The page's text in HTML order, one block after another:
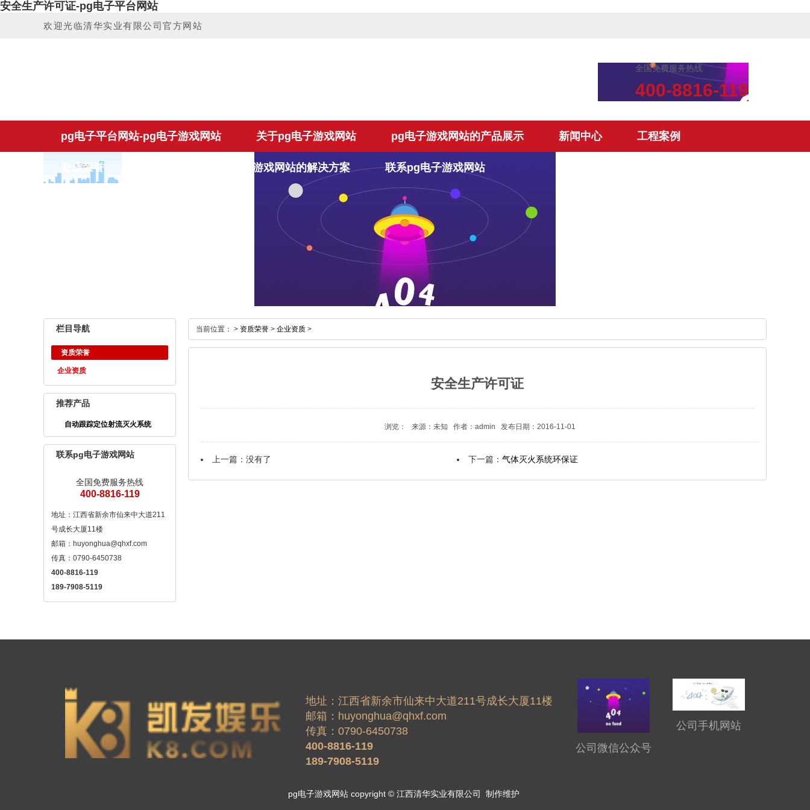
安全生产许可证-pg电子平台网站
欢迎光临清华实业有限公司官方网站
全国免费服务热线
400-8816-119
pg电子平台网站-pg电子游戏网站 关于pg电子游戏网站 pg电子游戏网站的产品展示 新闻中心 工程案例
资质荣誉 pg电子游戏网站的解决方案 联系pg电子游戏网站
栏目导航
资质荣誉
企业资质
推荐产品
自动跟踪定位射流灭火系统
联系pg电子游戏网站
全国免费服务热线
400-8816-119
地址：江西省新余市仙来中大道211
号成长大厦11楼
邮箱： huyonghua@qhxf.com
400-8816-119
189-7908-5119
当前位置： > 资质荣誉 > 企业资质 >
安全生产许可证
浏览： 来源：未知 作者：admin 发布日期：2016-11-01
上一篇：没有了 下一篇： 气体灭火系统环保证
地址：江西省新余市仙来中大道211号成长大厦11楼
邮箱： huyonghua@qhxf.com
400-8816-119
189-7908-5119
公司微信公众号
公司手机网站
pg电子游戏网站 copyright © 江西清华实业有限公司  制作维护